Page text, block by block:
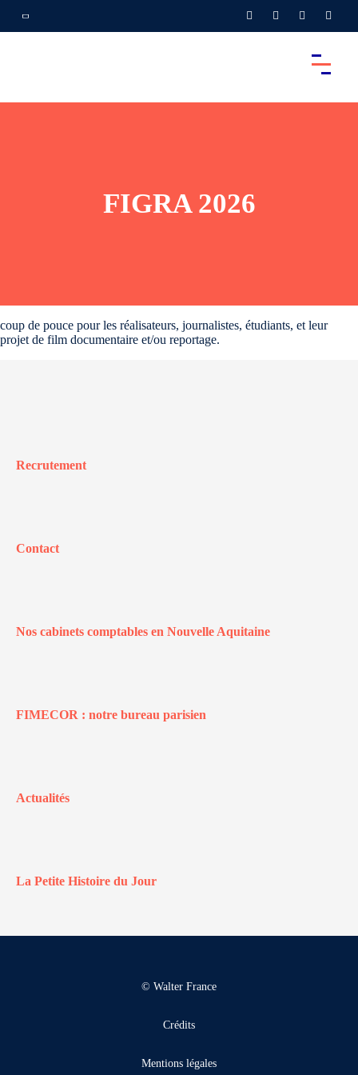
FIGRA 2026
coup de pouce pour les réalisateurs, journalistes, étudiants, et leur
projet de film documentaire et/ou reportage.
Recrutement
Contact
Nos cabinets comptables en Nouvelle Aquitaine
FIMECOR : notre bureau parisien
Actualités
La Petite Histoire du Jour
© Walter France
Crédits
Mentions légales